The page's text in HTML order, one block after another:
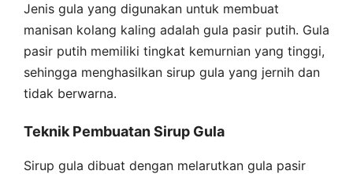
Jenis gula yang digunakan untuk membuat
manisan kolang kaling adalah gula pasir putih. Gula
pasir putih memiliki tingkat kemurnian yang tinggi,
sehingga menghasilkan sirup gula yang jernih dan
tidak berwarna.
Teknik Pembuatan Sirup Gula
Sirup gula dibuat dengan melarutkan gula pasir